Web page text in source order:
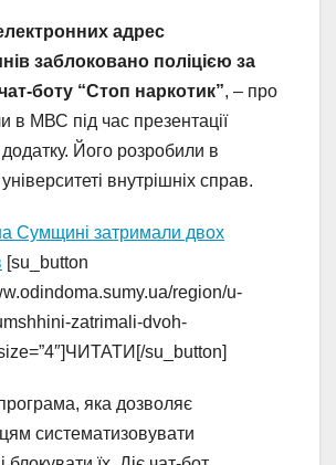
адрес
заблоковано поліцією за
боту “Стоп наркотик”, – про
в МВС під час презентації
Його розробили в
внутрішніх справ.
Сумщині затримали двох
[su_button
region/u-
zatrimali-dvoh-
su_button]
яка дозволяє
систематизовувати